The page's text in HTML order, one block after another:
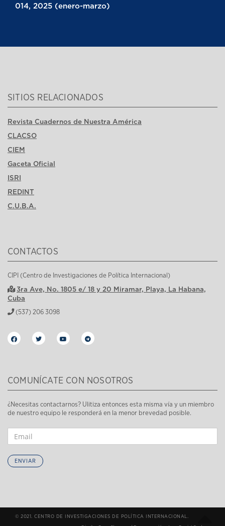
014, 2025 (enero-marzo)
SITIOS RELACIONADOS
Revista Cuadernos de Nuestra América
CLACSO
CIEM
Gaceta Oficial
ISRI
REDINT
C.U.B.A.
CONTACTOS
CIPI (Centro de Investigaciones de Política Internacional)
3ra Ave, No. 1805 e/ 18 y 20 Miramar, Playa, La Habana,
Cuba
(537) 206 3098
COMUNÍCATE CON NOSOTROS
¿Necesitas contactarnos? Ulitiza entonces esta misma vía y un miembro
de nuestro equipo le responderá en la menor brevedad posible.
ENVIAR
© 2021. CENTRO DE INVESTIGACIONES DE POLÍTICA INTERNACIONAL.